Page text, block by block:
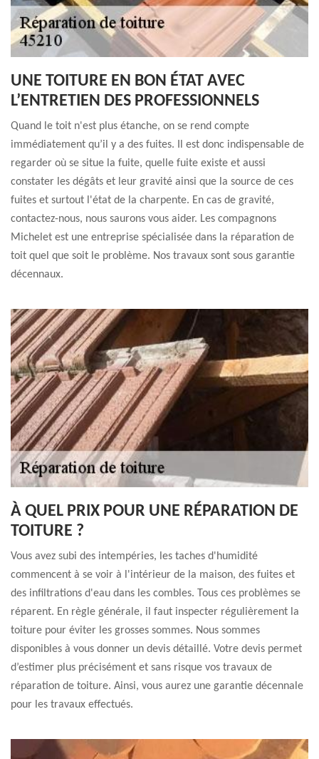
UNE TOITURE EN BON ÉTAT AVEC
L’ENTRETIEN DES PROFESSIONNELS
Quand le toit n'est plus étanche, on se rend compte
immédiatement qu’il y a des fuites. Il est donc indispensable de
regarder où se situe la fuite, quelle fuite existe et aussi
constater les dégâts et leur gravité ainsi que la source de ces
fuites et surtout l'état de la charpente. En cas de gravité,
contactez-nous, nous saurons vous aider. Les compagnons
Michelet est une entreprise spécialisée dans la réparation de
toit quel que soit le problème. Nos travaux sont sous garantie
décennaux.
À QUEL PRIX POUR UNE RÉPARATION DE
TOITURE ?
Vous avez subi des intempéries, les taches d'humidité
commencent à se voir à l'intérieur de la maison, des fuites et
des infiltrations d'eau dans les combles. Tous ces problèmes se
réparent. En règle générale, il faut inspecter régulièrement la
toiture pour éviter les grosses sommes. Nous sommes
disponibles à vous donner un devis détaillé. Votre devis permet
d’estimer plus précisément et sans risque vos travaux de
réparation de toiture. Ainsi, vous aurez une garantie décennale
pour les travaux effectués.